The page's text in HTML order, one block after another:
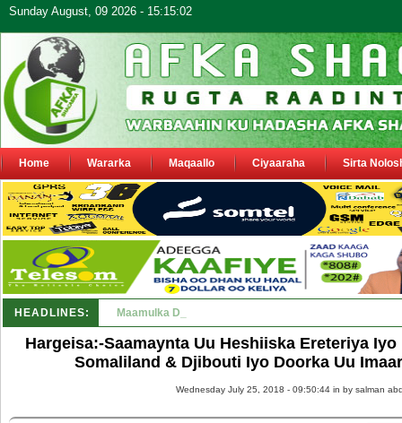
Sunday August, 09 2026 - 15:15:02
Home Wararka Maqaallo Ciyaaraha Sirta
HEADLINES: Maamulka Dekeda Berbera oo ka warbixiyay Dooni Ku
Hargeisa:-Saamaynta Uu Heshiiska Ereteriya
Somaliland & Djibouti Iyo Doorka Uu
Wednesday July 25, 2018 - 09:50:44 in by salman